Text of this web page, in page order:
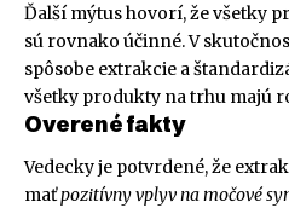
Ďalší mýtus hovorí, že všetky
sú rovnako účinné. V
spôsobe extrakcie a
všetky produkty na trhu majú
Overené fakty
Vedecky je potvrdené, že
maťpozitívny vplyv na močové